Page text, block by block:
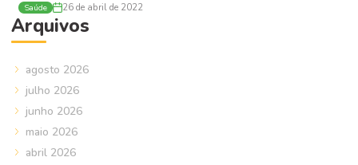
Saúde 26 de abril de 2022
Arquivos
agosto 2026
julho 2026
junho 2026
maio 2026
abril 2026